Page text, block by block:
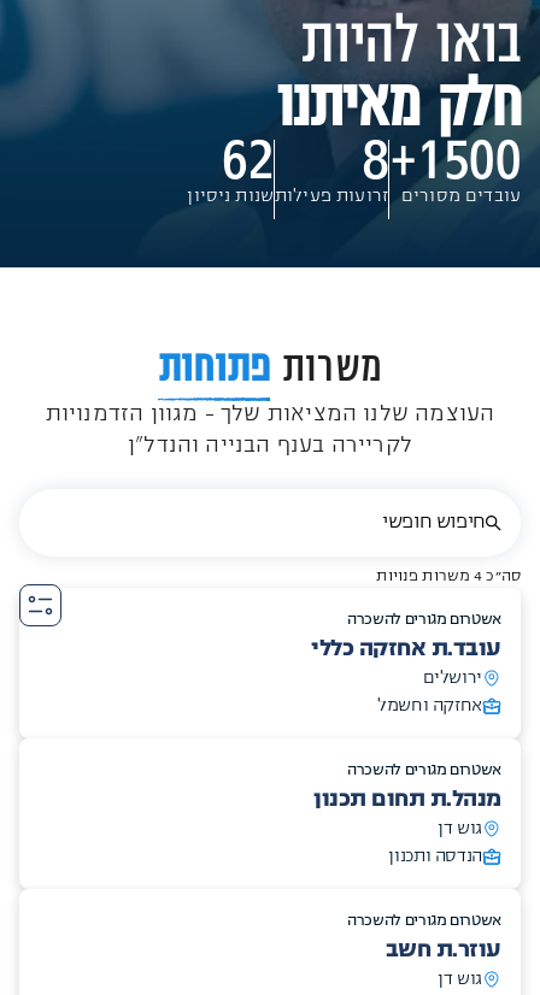
בואו להיות
חלק מאיתנו
1500+
עובדים מסורים 8
זרועות פעילות62
שנות ניסיון
משרות פתוחות
העוצמה שלנו המציאות שלך – מגוון הזדמנויות
לקריירה בענף הבנייה והנדל"ן
סה״כ 4 משרות פנויות
אשטרום מגורים להשכרה
עובד.ת אחזקה כללי
ירושלים
אחזקה וחשמל
אשטרום מגורים להשכרה
מנהל.ת תחום תכנון
גוש דן
הנדסה ותכנון
אשטרום מגורים להשכרה
עוזר.ת חשב
גוש דן